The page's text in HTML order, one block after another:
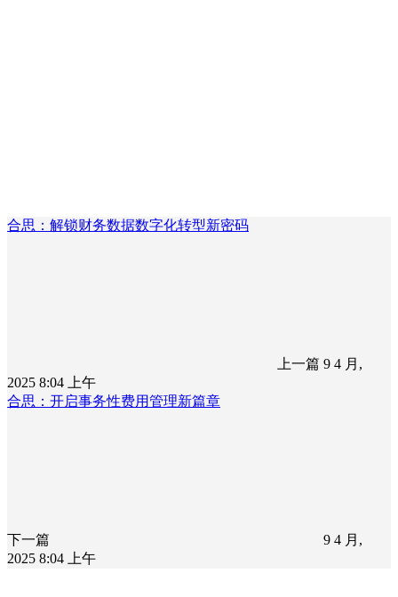
合思：解锁财务数据数字化转型新密码
上一篇 9 4 月,
2025 8:04 上午
合思：开启事务性费用管理新篇章
下一篇
9 4 月,
2025 8:04 上午